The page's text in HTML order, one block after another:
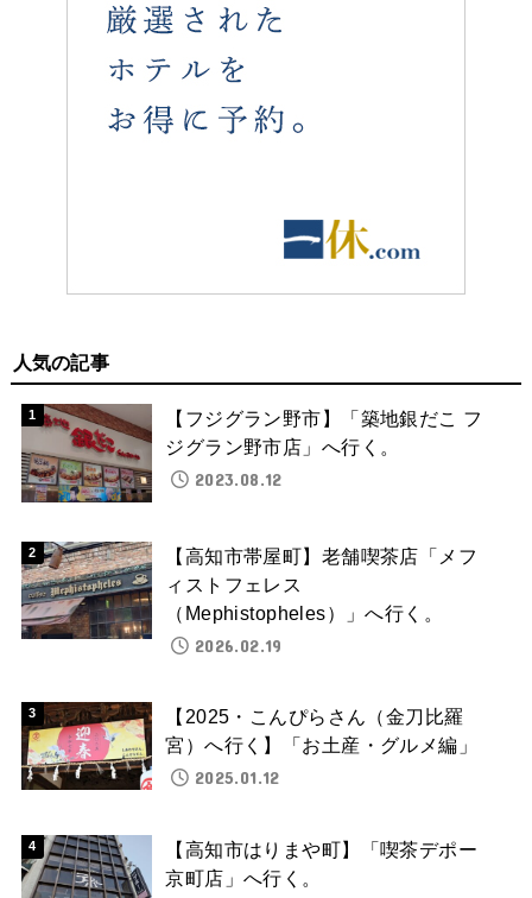
人気の記事
【フジグラン野市】「築地銀だこ フ
ジグラン野市店」へ行く。
2023.08.12
【高知市帯屋町】老舗喫茶店「メフ
ィストフェレス
（Mephistopheles）」へ行く。
2026.02.19
【2025・こんぴらさん（金刀比羅
宮）へ行く】「お土産・グルメ編」
2025.01.12
【高知市はりまや町】「喫茶デポー
京町店」へ行く。